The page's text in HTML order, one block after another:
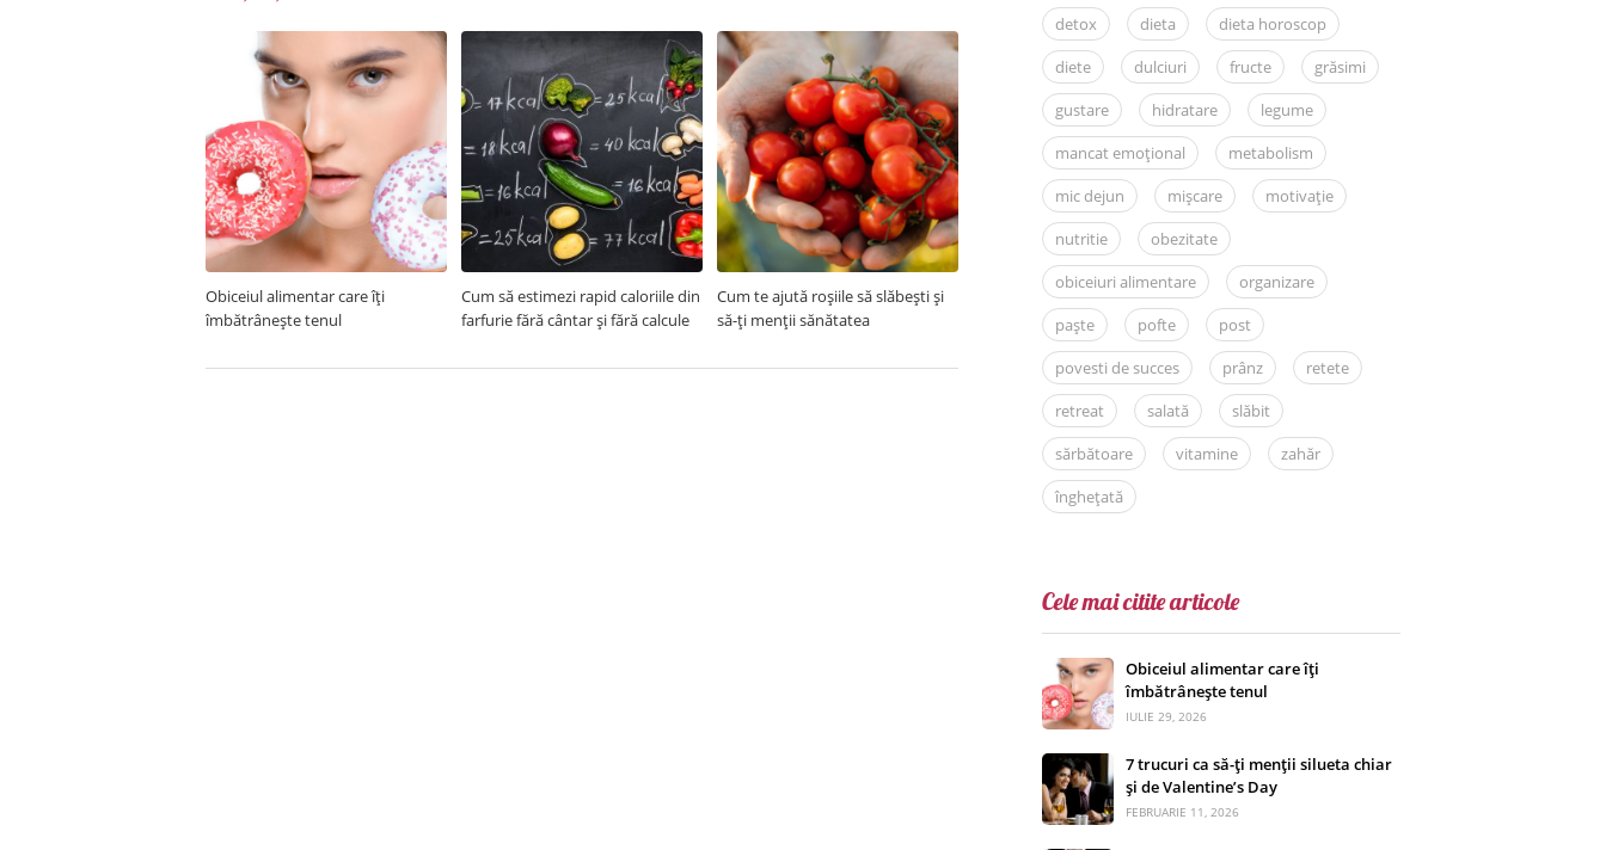
Obiceiul alimentar care îți
îmbătrânește tenul
Cum să estimezi rapid caloriile din
farfurie fără cântar și fără calcule
Cum te ajută roșiile să slăbești și
să-ți menții sănătatea
detox
dieta
dieta horoscop
diete
dulciuri fructe
grăsimi
gustare
hidratare
legume
mancat emoțional
metabolism
mic dejun
mișcare
motivație
nutritie
obezitate
obiceiuri alimentare
organizare
paște
pofte
post
povesti de succes
prânz
retete
retreat
salată
slăbit
sărbătoare
vitamine
zahăr
înghețată
Cele mai citite articole
Obiceiul alimentar care îți
îmbătrânește tenul
IULIE 29, 2026
7 trucuri ca să-ți menții silueta chiar
și de Valentine’s Day
FEBRUARIE 11, 2026